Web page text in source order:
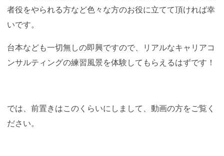
者役をやられる方など色々な方のお役に立てて頂ければ幸
いです。
台本なども一切無しの即興ですので、リアルなキャリアコ
ンサルティングの練習風景を体験してもらえるはずです！
では、前置きはこのくらいにしまして、動画の方をご覧く
ださい。